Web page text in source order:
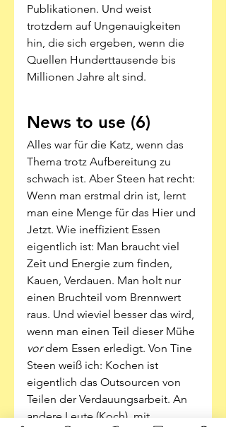
Publikationen. Und weist
trotzdem auf Ungenauigkeiten
hin, die sich ergeben, wenn die
Quellen Hunderttausende bis
Millionen Jahre alt sind.
News to use (6)
Alles war für die Katz, wenn das
Thema trotz Aufbereitung zu
schwach ist. Aber Steen hat recht:
Wenn man erstmal drin ist, lernt
man eine Menge für das Hier und
Jetzt. Wie ineffizient Essen
eigentlich ist: Man braucht viel
Zeit und Energie zum finden,
Kauen, Verdauen. Man holt nur
einen Bruchteil vom Brennwert
raus. Und wieviel besser das wird,
wenn man einen Teil dieser Mühe
vor dem Essen erledigt. Von Tine
Steen weiß ich: Kochen ist
eigentlich das Outsourcen von
Teilen der Verdauungsarbeit. An
andere Leute (Koch), mit